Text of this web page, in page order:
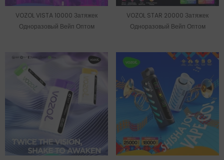
VOZOL VISTA 10000 Затяжек
Одноразовый Вейп Оптом
VOZOL STAR 20000 Затяжек
Одноразовый Вейп Оптом